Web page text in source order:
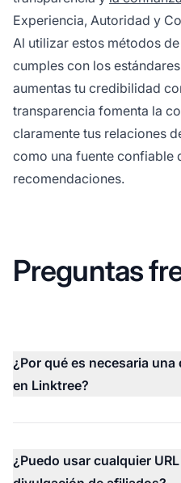
Experiencia, Autoridad y
Al utilizar estos métodos
cumples con los
aumentas tu credibilidad
transparencia fomenta la
claramente tus relaciones
como una fuente confiable
recomendaciones.
Preguntas
¿Por qué es necesaria
en Linktree?
¿Puedo usar cualquier